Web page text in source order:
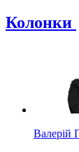
Колонки
Валерій